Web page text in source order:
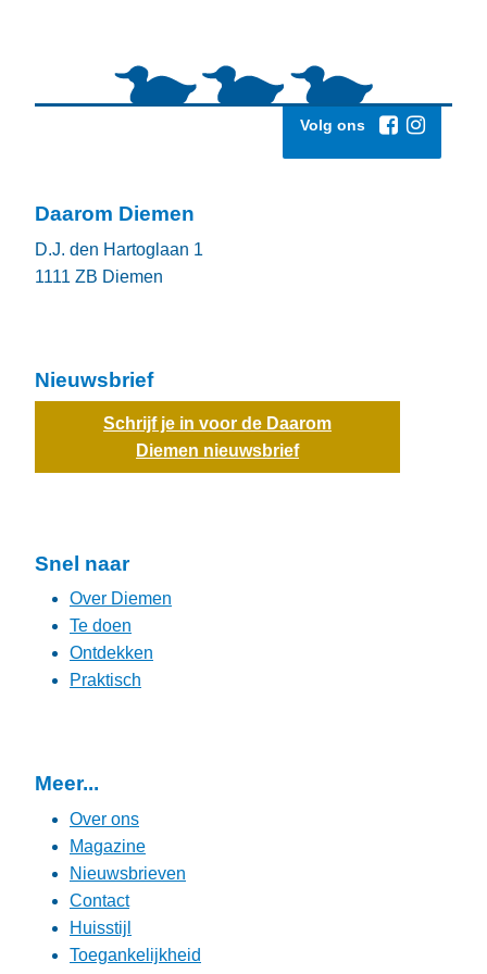
Volg ons
Daarom Diemen
D.J. den Hartoglaan 1
1111 ZB Diemen
Nieuwsbrief
Schrijf je in voor de Daarom
Diemen nieuwsbrief
Snel naar
Over Diemen
Te doen
Ontdekken
Praktisch
Meer...
Over ons
Magazine
Nieuwsbrieven
Contact
Huisstijl
Toegankelijkheid